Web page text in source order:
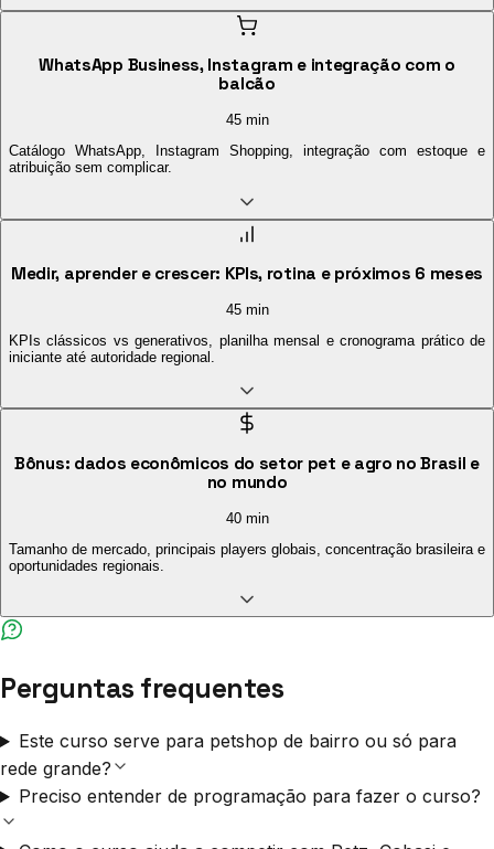
WhatsApp Business, Instagram e integração com o
balcão
45 min
Catálogo WhatsApp, Instagram Shopping, integração com estoque e
atribuição sem complicar.
Medir, aprender e crescer: KPIs, rotina e próximos 6 meses
45 min
KPIs clássicos vs generativos, planilha mensal e cronograma prático de
iniciante até autoridade regional.
Bônus: dados econômicos do setor pet e agro no Brasil e
no mundo
40 min
Tamanho de mercado, principais players globais, concentração brasileira e
oportunidades regionais.
Perguntas frequentes
Este curso serve para petshop de bairro ou só para
rede grande?
Preciso entender de programação para fazer o curso?